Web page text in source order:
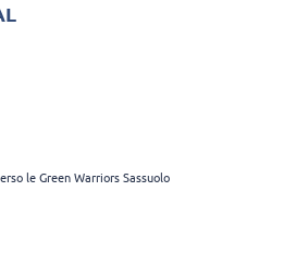
le Green Warriors Sassuolo